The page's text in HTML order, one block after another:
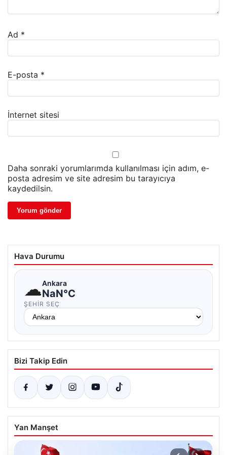
Ad *
E-posta *
İnternet sitesi
Daha sonraki yorumlarımda kullanılması için adım, e-
posta adresim ve site adresim bu tarayıcıya
kaydedilsin.
Hava Durumu
☁Ankara
NaN°C
ŞEHIR SEÇ
Bizi Takip Edin
Yan Manşet